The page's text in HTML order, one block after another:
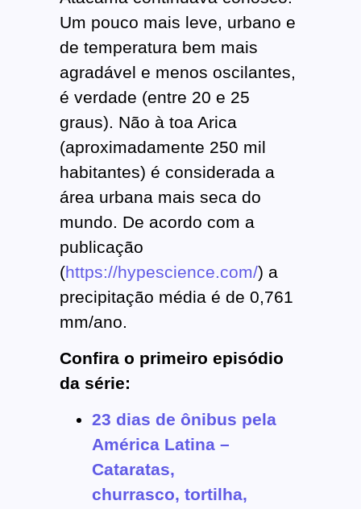
Um pouco mais leve, urbano e
de temperatura bem mais
agradável e menos oscilantes,
é verdade (entre 20 e 25
graus). Não à toa Arica
(aproximadamente 250 mil
habitantes) é considerada a
área urbana mais seca do
mundo. De acordo com a
publicação
(https://hypescience.com/) a
precipitação média é de 0,761
mm/ano.
Confira o primeiro episódio
da série:
23 dias de ônibus pela
América Latina –
Cataratas,
churrasco, tortilha,